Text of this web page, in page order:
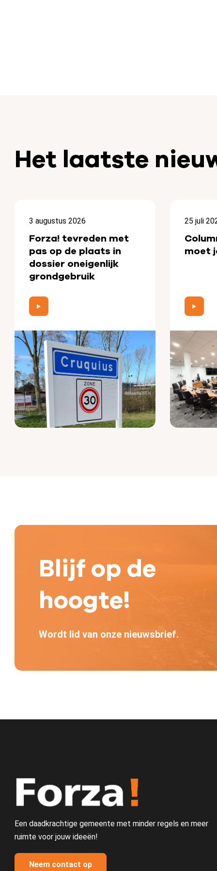
Het laatste
3 augustus 2026
Forza! tevreden met
pas op de plaats in
dossier oneigenlijk
grondgebruik
25 juli
moet
Blijf op de
hoogte!
Wordt lid van onze nieuwsbrief.
Een daadkrachtige gemeente met minder regels en meer
ruimte voor jouw ideeën!
Neem contact op